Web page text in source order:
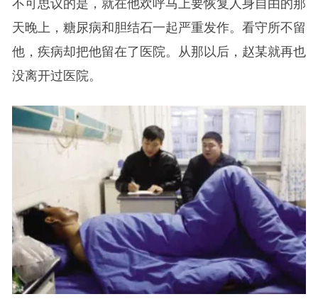
不可思议的是，就在他欢呼马上要恢复人身自由的那
天晚上，糖尿病和胆结石一起严重发作。看守所不留
他，疾病却把他留在了医院。从那以后，赵某就再也
没离开过医院。